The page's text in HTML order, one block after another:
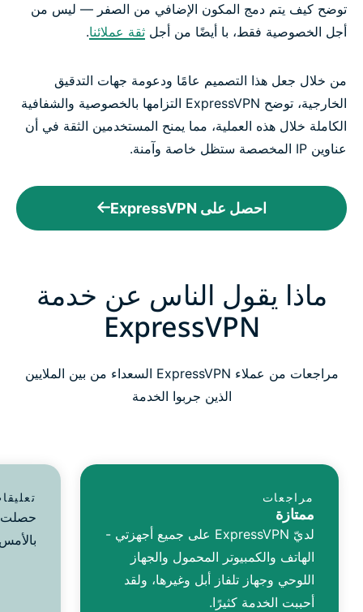
توضح كيف يتم دمج المكون الإضافي من الصفر — ليس من
أجل الخصوصية فقط، با أيضًا من أجل ثقة عملائنا.
من خلال جعل هذا التصميم عامًا ودعومة جهات التدقيق
الخارجية، توضح ExpressVPN التزامها بالخصوصية والشفافية
الكاملة خلال هذه العملية، مما يمنح المستخدمين الثقة في أن
عناوين IP المخصصة ستظل خاصة وآمنة.
احصل على ExpressVPN
ماذا يقول الناس عن خدمة
ExpressVPN
مراجعات من عملاء ExpressVPN السعداء من بين الملايين
الذين جربوا الخدمة
مراجعات
ممتازة
لديّ ExpressVPN على جميع أجهزتي -
الهاتف والكمبيوتر المحمول والجهاز
اللوحي وجهاز تلفاز أبل وغيرها، ولقد
أحببت الخدمة كثيرًا.